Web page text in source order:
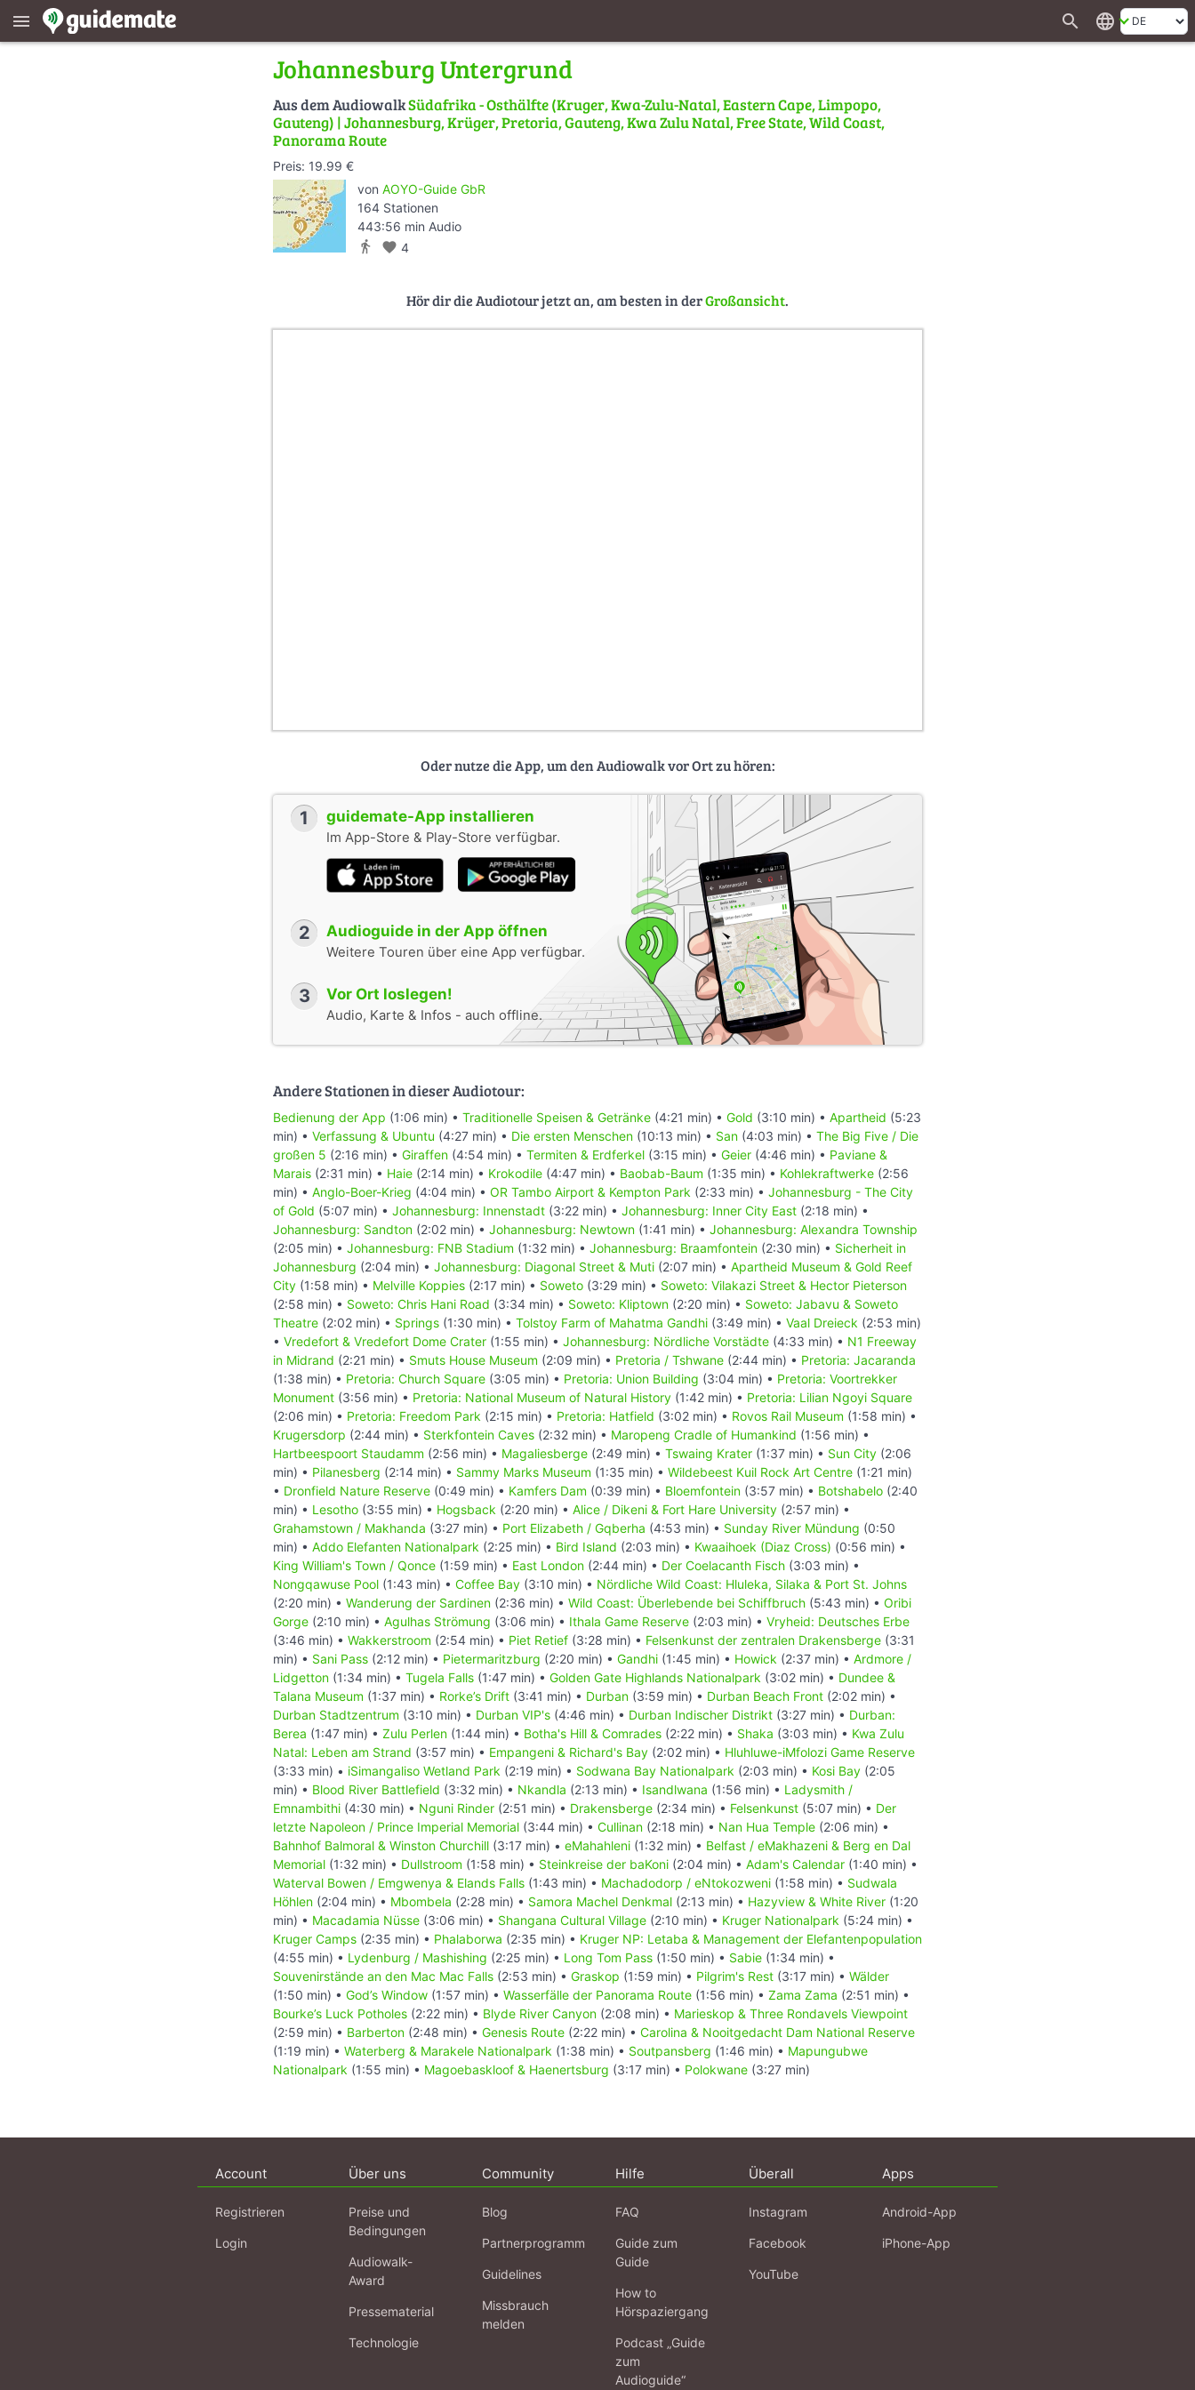
menu search language
Johannesburg Untergrund
Aus dem AudiowalkSüdafrika - Osthälfte (Kruger, Kwa-Zulu-Natal, Eastern Cape, Limpopo,
Gauteng) | Johannesburg, Krüger, Pretoria, Gauteng, Kwa Zulu Natal, Free State, Wild Coast,
Panorama Route
Preis: 19.99 €
von AOYO-Guide GbR
164 Stationen
443:56 min Audio
directions_walk favorite 4
Hör dir die Audiotour jetzt an, am besten in derGroßansicht.
Oder nutze die App, um den Audiowalk vor Ort zu hören:
1 guidemate-App installieren
Im App-Store & Play-Store verfügbar.
2 Audioguide in der App öffnen
Weitere Touren über eine App verfügbar.
3 Vor Ort loslegen!
Audio, Karte & Infos - auch offline.
Andere Stationen in dieser Audiotour:
Bedienung der App (1:06 min) • Traditionelle Speisen & Getränke (4:21 min) • Gold (3:10 min) • Apartheid (5:23
min) • Verfassung & Ubuntu (4:27 min) • Die ersten Menschen (10:13 min) • San (4:03 min) • The Big Five / Die
großen 5 (2:16 min) • Giraffen (4:54 min) • Termiten & Erdferkel (3:15 min) • Geier (4:46 min) • Paviane &
Marais (2:31 min) • Haie (2:14 min) • Krokodile (4:47 min) • Baobab-Baum (1:35 min) • Kohlekraftwerke (2:56
min) • Anglo-Boer-Krieg (4:04 min) • OR Tambo Airport & Kempton Park (2:33 min) • Johannesburg - The City
of Gold (5:07 min) • Johannesburg: Innenstadt (3:22 min) • Johannesburg: Inner City East (2:18 min) •
Johannesburg: Sandton (2:02 min) • Johannesburg: Newtown (1:41 min) • Johannesburg: Alexandra Township
(2:05 min) • Johannesburg: FNB Stadium (1:32 min) • Johannesburg: Braamfontein (2:30 min) • Sicherheit in
Johannesburg (2:04 min) • Johannesburg: Diagonal Street & Muti (2:07 min) • Apartheid Museum & Gold Reef
City (1:58 min) • Melville Koppies (2:17 min) • Soweto (3:29 min) • Soweto: Vilakazi Street & Hector Pieterson
(2:58 min) • Soweto: Chris Hani Road (3:34 min) • Soweto: Kliptown (2:20 min) • Soweto: Jabavu & Soweto
Theatre (2:02 min) • Springs (1:30 min) • Tolstoy Farm of Mahatma Gandhi (3:49 min) • Vaal Dreieck (2:53 min)
• Vredefort & Vredefort Dome Crater (1:55 min) • Johannesburg: Nördliche Vorstädte (4:33 min) • N1 Freeway
in Midrand (2:21 min) • Smuts House Museum (2:09 min) • Pretoria / Tshwane (2:44 min) • Pretoria: Jacaranda
(1:38 min) • Pretoria: Church Square (3:05 min) • Pretoria: Union Building (3:04 min) • Pretoria: Voortrekker
Monument (3:56 min) • Pretoria: National Museum of Natural History (1:42 min) • Pretoria: Lilian Ngoyi Square
(2:06 min) • Pretoria: Freedom Park (2:15 min) • Pretoria: Hatfield (3:02 min) • Rovos Rail Museum (1:58 min) •
Krugersdorp (2:44 min) • Sterkfontein Caves (2:32 min) • Maropeng Cradle of Humankind (1:56 min) •
Hartbeespoort Staudamm (2:56 min) • Magaliesberge (2:49 min) • Tswaing Krater (1:37 min) • Sun City (2:06
min) • Pilanesberg (2:14 min) • Sammy Marks Museum (1:35 min) • Wildebeest Kuil Rock Art Centre (1:21 min)
• Dronfield Nature Reserve (0:49 min) • Kamfers Dam (0:39 min) • Bloemfontein (3:57 min) • Botshabelo (2:40
min) • Lesotho (3:55 min) • Hogsback (2:20 min) • Alice / Dikeni & Fort Hare University (2:57 min) •
Grahamstown / Makhanda (3:27 min) • Port Elizabeth / Gqberha (4:53 min) • Sunday River Mündung (0:50
min) • Addo Elefanten Nationalpark (2:25 min) • Bird Island (2:03 min) • Kwaaihoek (Diaz Cross) (0:56 min) •
King William's Town / Qonce (1:59 min) • East London (2:44 min) • Der Coelacanth Fisch (3:03 min) •
Nongqawuse Pool (1:43 min) • Coffee Bay (3:10 min) • Nördliche Wild Coast: Hluleka, Silaka & Port St. Johns
(2:20 min) • Wanderung der Sardinen (2:36 min) • Wild Coast: Überlebende bei Schiffbruch (5:43 min) • Oribi
Gorge (2:10 min) • Agulhas Strömung (3:06 min) • Ithala Game Reserve (2:03 min) • Vryheid: Deutsches Erbe
(3:46 min) • Wakkerstroom (2:54 min) • Piet Retief (3:28 min) • Felsenkunst der zentralen Drakensberge (3:31
min) • Sani Pass (2:12 min) • Pietermaritzburg (2:20 min) • Gandhi (1:45 min) • Howick (2:37 min) • Ardmore /
Lidgetton (1:34 min) • Tugela Falls (1:47 min) • Golden Gate Highlands Nationalpark (3:02 min) • Dundee &
Talana Museum (1:37 min) • Rorke’s Drift (3:41 min) • Durban (3:59 min) • Durban Beach Front (2:02 min) •
Durban Stadtzentrum (3:10 min) • Durban VIP's (4:46 min) • Durban Indischer Distrikt (3:27 min) • Durban:
Berea (1:47 min) • Zulu Perlen (1:44 min) • Botha's Hill & Comrades (2:22 min) • Shaka (3:03 min) • Kwa Zulu
Natal: Leben am Strand (3:57 min) • Empangeni & Richard's Bay (2:02 min) • Hluhluwe-iMfolozi Game Reserve
(3:33 min) • iSimangaliso Wetland Park (2:19 min) • Sodwana Bay Nationalpark (2:03 min) • Kosi Bay (2:05
min) • Blood River Battlefield (3:32 min) • Nkandla (2:13 min) • Isandlwana (1:56 min) • Ladysmith /
Emnambithi (4:30 min) • Nguni Rinder (2:51 min) • Drakensberge (2:34 min) • Felsenkunst (5:07 min) • Der
letzte Napoleon / Prince Imperial Memorial (3:44 min) • Cullinan (2:18 min) • Nan Hua Temple (2:06 min) •
Bahnhof Balmoral & Winston Churchill (3:17 min) • eMahahleni (1:32 min) • Belfast / eMakhazeni & Berg en Dal
Memorial (1:32 min) • Dullstroom (1:58 min) • Steinkreise der baKoni (2:04 min) • Adam's Calendar (1:40 min) •
Waterval Bowen / Emgwenya & Elands Falls (1:43 min) • Machadodorp / eNtokozweni (1:58 min) • Sudwala
Höhlen (2:04 min) • Mbombela (2:28 min) • Samora Machel Denkmal (2:13 min) • Hazyview & White River (1:20
min) • Macadamia Nüsse (3:06 min) • Shangana Cultural Village (2:10 min) • Kruger Nationalpark (5:24 min) •
Kruger Camps (2:35 min) • Phalaborwa (2:35 min) • Kruger NP: Letaba & Management der Elefantenpopulation
(4:55 min) • Lydenburg / Mashishing (2:25 min) • Long Tom Pass (1:50 min) • Sabie (1:34 min) •
Souvenirstände an den Mac Mac Falls (2:53 min) • Graskop (1:59 min) • Pilgrim's Rest (3:17 min) • Wälder
(1:50 min) • God’s Window (1:57 min) • Wasserfälle der Panorama Route (1:56 min) • Zama Zama (2:51 min) •
Bourke’s Luck Potholes (2:22 min) • Blyde River Canyon (2:08 min) • Marieskop & Three Rondavels Viewpoint
(2:59 min) • Barberton (2:48 min) • Genesis Route (2:22 min) • Carolina & Nooitgedacht Dam National Reserve
(1:19 min) • Waterberg & Marakele Nationalpark (1:38 min) • Soutpansberg (1:46 min) • Mapungubwe
Nationalpark (1:55 min) • Magoebaskloof & Haenertsburg (3:17 min) • Polokwane (3:27 min)
Account
Registrieren
Login
Über uns
Preise und
Bedingungen
Audiowalk-
Award
Pressematerial
Technologie
Community
Blog
Partnerprogramm
Guidelines
Missbrauch
melden
Hilfe
FAQ
Guide zum
Guide
How to
Hörspaziergang
Podcast „Guide
zum
Audioguide“
Überall
Instagram
Facebook
YouTube
Apps
Android-App
iPhone-App